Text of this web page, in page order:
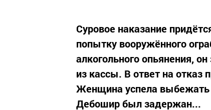
Суровое наказание
попытку вооружённого
алкогольного опьянения,
из кассы. В ответ на отказ
Женщина успела выбежать
Дебошир был задержан...